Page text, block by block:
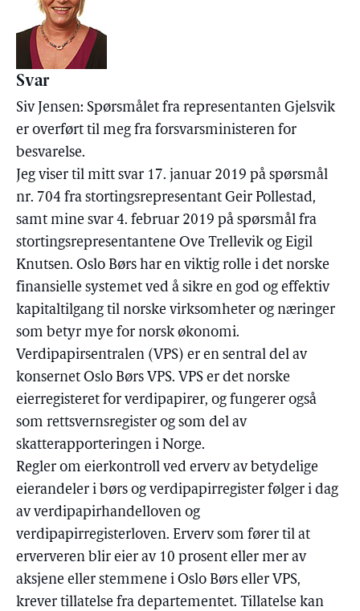
Svar
Siv Jensen: Spørsmålet fra representanten Gjelsvik
er overført til meg fra forsvarsministeren for
besvarelse.
Jeg viser til mitt svar 17. januar 2019 på spørsmål
nr. 704 fra stortingsrepresentant Geir Pollestad,
samt mine svar 4. februar 2019 på spørsmål fra
stortingsrepresentantene Ove Trellevik og Eigil
Knutsen. Oslo Børs har en viktig rolle i det norske
finansielle systemet ved å sikre en god og effektiv
kapitaltilgang til norske virksomheter og næringer
som betyr mye for norsk økonomi.
Verdipapirsentralen (VPS) er en sentral del av
konsernet Oslo Børs VPS. VPS er det norske
eierregisteret for verdipapirer, og fungerer også
som rettsvernsregister og som del av
skatterapporteringen i Norge.
Regler om eierkontroll ved erverv av betydelige
eierandeler i børs og verdipapirregister følger i dag
av verdipapirhandelloven og
verdipapirregisterloven. Erverv som fører til at
erververen blir eier av 10 prosent eller mer av
aksjene eller stemmene i Oslo Børs eller VPS,
krever tillatelse fra departementet. Tillatelse kan